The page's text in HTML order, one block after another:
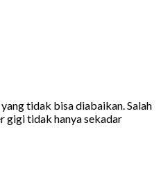
tidak bisa diabaikan. Salah
gigi tidak hanya sekadar